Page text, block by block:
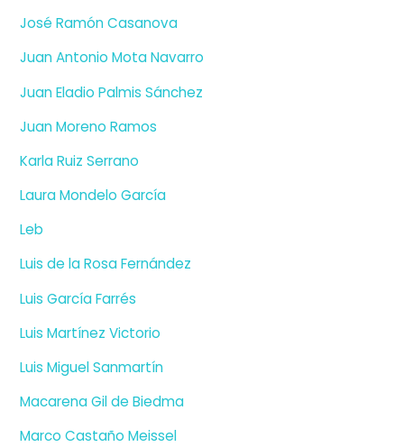
José Ramón Casanova
Juan Antonio Mota Navarro
Juan Eladio Palmis Sánchez
Juan Moreno Ramos
Karla Ruiz Serrano
Laura Mondelo García
Leb
Luis de la Rosa Fernández
Luis García Farrés
Luis Martínez Victorio
Luis Miguel Sanmartín
Macarena Gil de Biedma
Marco Castaño Meissel